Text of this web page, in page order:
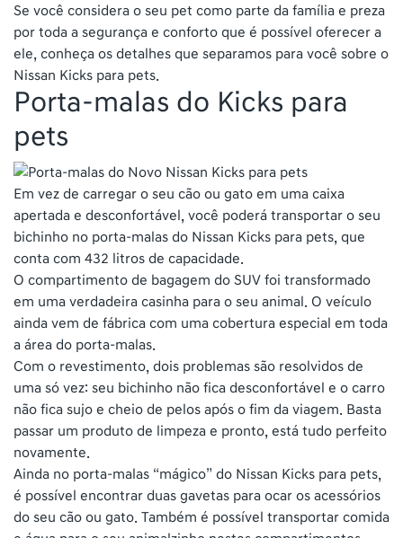
Se você considera o seu pet como parte da família e preza
por toda a segurança e conforto que é possível oferecer a
ele, conheça os detalhes que separamos para você sobre o
Nissan Kicks para pets.
Porta-malas do Kicks para
pets
Em vez de carregar o seu cão ou gato em uma caixa
apertada e desconfortável, você poderá transportar o seu
bichinho no porta-malas do Nissan Kicks para pets, que
conta com 432 litros de capacidade.
O compartimento de bagagem do SUV foi transformado
em uma verdadeira casinha para o seu animal. O veículo
ainda vem de fábrica com uma cobertura especial em toda
a área do porta-malas.
Com o revestimento, dois problemas são resolvidos de
uma só vez: seu bichinho não fica desconfortável e o carro
não fica sujo e cheio de pelos após o fim da viagem. Basta
passar um produto de limpeza e pronto, está tudo perfeito
novamente.
Ainda no porta-malas “mágico” do Nissan Kicks para pets,
é possível encontrar duas gavetas para ocar os acessórios
do seu cão ou gato. Também é possível transportar comida